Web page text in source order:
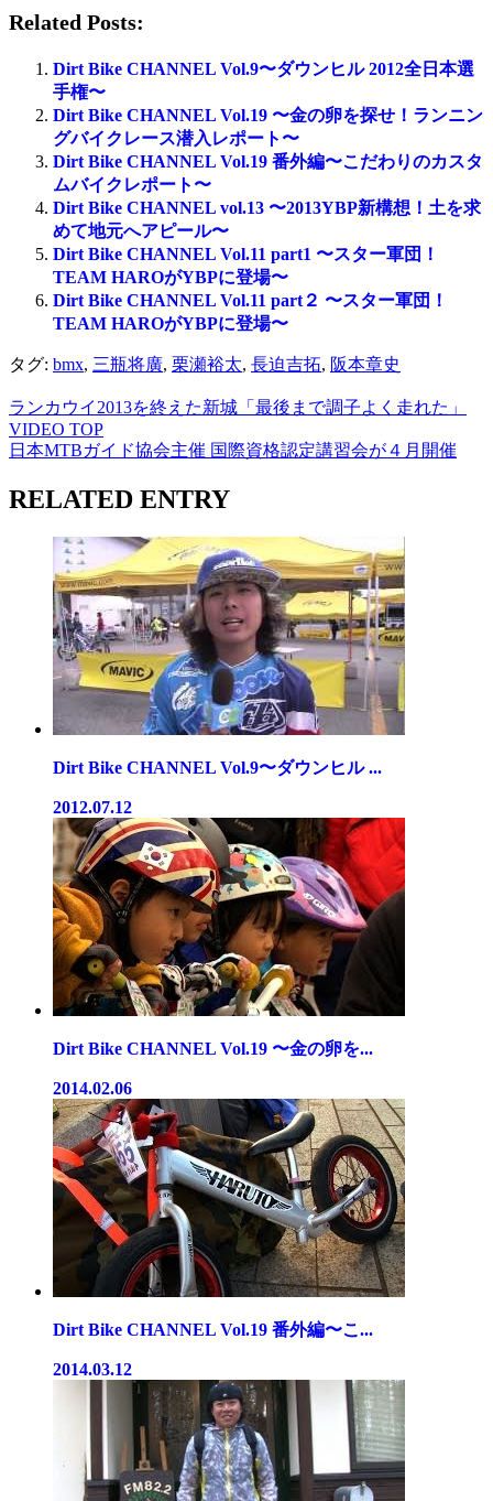
Related Posts:
Dirt Bike CHANNEL Vol.9〜ダウンヒル 2012全日本選
手権〜
Dirt Bike CHANNEL Vol.19 〜金の卵を探せ！ランニン
グバイクレース潜入レポート〜
Dirt Bike CHANNEL Vol.19 番外編〜こだわりのカスタ
ムバイクレポート〜
Dirt Bike CHANNEL vol.13 〜2013YBP新構想！土を求
めて地元へアピール〜
Dirt Bike CHANNEL Vol.11 part1 〜スター軍団！
TEAM HAROがYBPに登場〜
Dirt Bike CHANNEL Vol.11 part２ 〜スター軍団！
TEAM HAROがYBPに登場〜
タグ: bmx, 三瓶将廣, 栗瀬裕太, 長迫吉拓, 阪本章史
ランカウイ2013を終えた新城「最後まで調子よく走れた」
VIDEO TOP
日本MTBガイド協会主催 国際資格認定講習会が４月開催
RELATED ENTRY
Dirt Bike CHANNEL Vol.9〜ダウンヒル ...
2012.07.12
Dirt Bike CHANNEL Vol.19 〜金の卵を...
2014.02.06
Dirt Bike CHANNEL Vol.19 番外編〜こ...
2014.03.12